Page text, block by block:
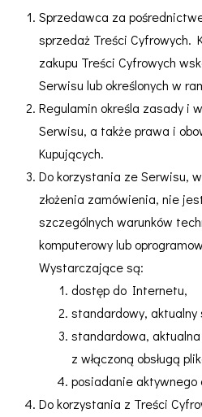
Sprzedawca za
sprzedaż Treści Cyfrowych.
zakupu Treści Cyfrowych
Serwisu lub określonych w
Regulamin określa zasady i
Serwisu, a także prawa i
Kupujących.
Do korzystania ze Serwisu,
złożenia zamówienia, nie
szczególnych warunków
komputerowy lub
Wystarczające są:
dostęp do Internetu,
standardowy, aktualny
standardowa,
z włączoną obsługą
posiadanie aktywnego
Do korzystania z Treści